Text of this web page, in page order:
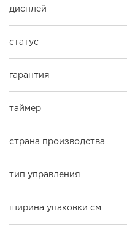
дисплей
статус
гарантия
таймер
страна производства
тип управления
ширина упаковки см